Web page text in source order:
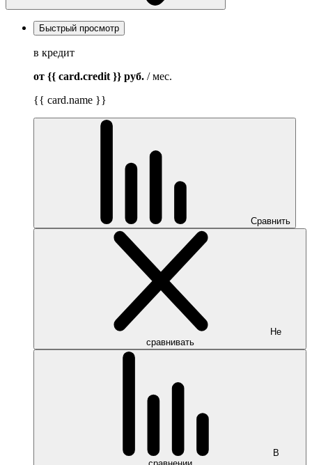
Быстрый просмотр
в кредит
от {{ card.credit }} руб. / мес.
{{ card.name }}
Сравнить
Не
сравнивать
В